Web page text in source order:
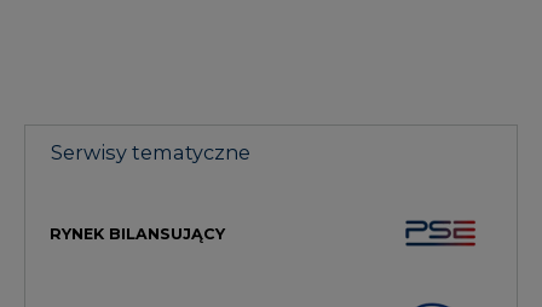
Serwisy tematyczne
RYNEK BILANSUJĄCY